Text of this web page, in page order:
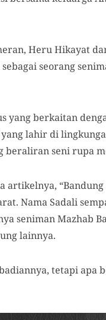
Heru Hikayat
seorang
berkaitan
lahir di
beraliran seni rupa
Nama Sadali
seniman Mazhab
lainnya.
tetapi apa